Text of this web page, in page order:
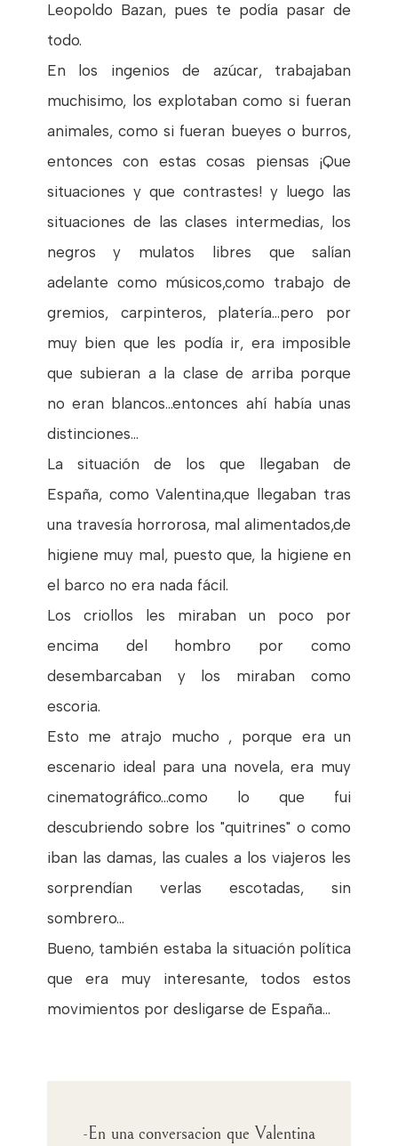
Leopoldo Bazan, pues te podía pasar de
todo.
En los ingenios de azúcar, trabajaban
muchisimo, los explotaban como si fueran
animales, como si fueran bueyes o burros,
entonces con estas cosas piensas ¡Que
situaciones y que contrastes! y luego las
situaciones de las clases intermedias, los
negros y mulatos libres que salían
adelante como músicos,como trabajo de
gremios, carpinteros, platería...pero por
muy bien que les podía ir, era imposible
que subieran a la clase de arriba porque
no eran blancos...entonces ahí había unas
distinciones...
La situación de los que llegaban de
España, como Valentina,que llegaban tras
una travesía horrorosa, mal alimentados,de
higiene muy mal, puesto que, la higiene en
el barco no era nada fácil.
Los criollos les miraban un poco por
encima del hombro por como
desembarcaban y los miraban como
escoria.
Esto me atrajo mucho , porque era un
escenario ideal para una novela, era muy
cinematográfico...como lo que fui
descubriendo sobre los "quitrines" o como
iban las damas, las cuales a los viajeros les
sorprendían verlas escotadas, sin
sombrero...
Bueno, también estaba la situación política
que era muy interesante, todos estos
movimientos por desligarse de España...
-En una conversacion que Valentina